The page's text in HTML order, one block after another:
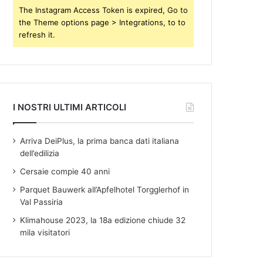
The Instagram Access Token is expired, Go to
the Theme options page > Integrations, to to
refresh it.
I NOSTRI ULTIMI ARTICOLI
Arriva DeiPlus, la prima banca dati italiana
dell’edilizia
Cersaie compie 40 anni
Parquet Bauwerk all’Apfelhotel Torgglerhof in
Val Passiria
Klimahouse 2023, la 18a edizione chiude 32
mila visitatori